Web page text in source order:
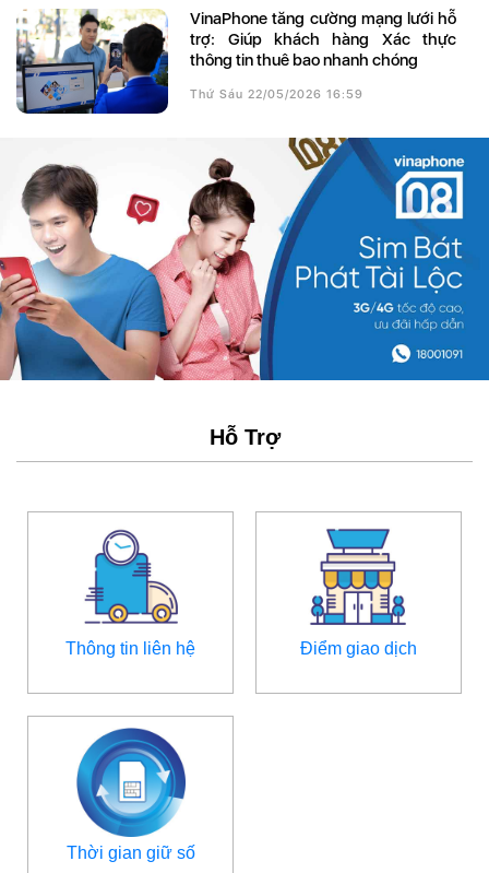
VinaPhone tăng cường mạng lưới hỗ
trợ: Giúp khách hàng Xác thực
thông tin thuê bao nhanh chóng
Thứ Sáu 22/05/2026 16:59
Hỗ Trợ
Thông tin liên hệ Điểm giao dịch
Thời gian giữ số